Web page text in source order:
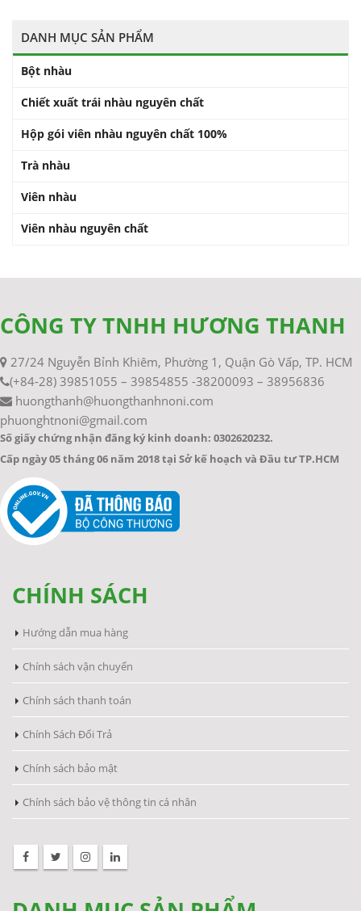
DANH MỤC SẢN PHẨM
Bột nhàu
Chiết xuất trái nhàu nguyên chất
Hộp gói viên nhàu nguyên chất 100%
Trà nhàu
Viên nhàu
Viên nhàu nguyên chất
CÔNG TY TNHH HƯƠNG THANH
27/24 Nguyễn Bỉnh Khiêm, Phường 1, Quận Gò Vấp, TP. HCM
(+84-28) 39851055 – 39854855 -38200093 – 38956836
huongthanh@huongthanhnoni.com
phuonghtnoni@gmail.com
Số giấy chứng nhận đăng ký kinh doanh: 0302620232.
Cấp ngày 05 tháng 06 năm 2018 tại Sở kế hoạch và Đầu tư TP.HCM
CHÍNH SÁCH
Hướng dẫn mua hàng
Chính sách vận chuyển
Chính sách thanh toán
Chính Sách Đổi Trả
Chính sách bảo mật
Chính sách bảo vệ thông tin cá nhân